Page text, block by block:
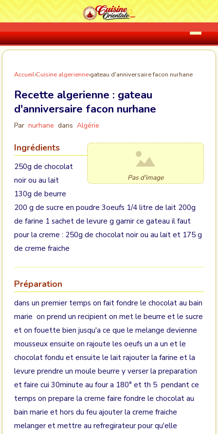
Accueil›Cuisine algerienne›gateau d'anniversaire facon nurhane
Recette algerienne : gateau
d'anniversaire facon nurhane
Par nurhane dans Algérie
Pas d'image
Ingrédients
250g de chocolat
noir ou au lait
130g de beurre
200 g de sucre en poudre 3oeufs 1/4 litre de lait 200g
de farine 1 sachet de levure g garnir ce gateau il faut
pour la creme : 250g de chocolat noir ou au lait et 175 g
de creme fraiche
Préparation
dans un premier temps on fait fondre le chocolat au bain
marie on prend un recipient on met le beurre et le sucre
et on fouette bien jusqu'a ce que le melange devienne
mousseux ensuite on rajoute les oeufs un a un et le
chocolat fondu et ensuite le lait rajouter la farine et la
levure prendre un moule beurre y verser la preparation
et faire cui 30minute au four a 180° et th 5 pendant ce
temps on prepare la creme faire fondre le chocolat au
bain marie et hors du feu ajouter la creme fraiche
melanger et mettre au refregirateur pour qu'elle